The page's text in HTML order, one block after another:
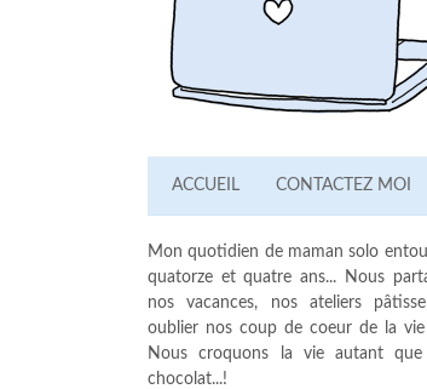
ACCUEIL CONTACTEZ MOI
Mon quotidien de maman solo
quatorze et quatre ans... Nous
nos vacances, nos ateliers
oublier nos coup de coeur de la
Nous croquons la vie autant
chocolat...!